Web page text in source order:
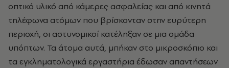
οπτικό υλικό από κάμερες ασφαλείας και από κινητά
τηλέφωνα ατόμων που βρίσκονταν στην ευρύτερη
περιοχή, οι αστυνομικοί κατέληξαν σε μια ομάδα
υπόπτων. Τα άτομα αυτά, μπήκαν στο μικροσκόπιο και
τα εγκληματολογικά εργαστήρια έδωσαν απαντήσεων